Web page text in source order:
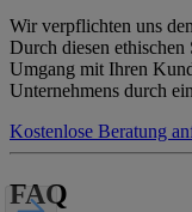
Wir verpflichten uns
Durch diesen
Umgang mit Ihren
Unternehmens durch
Kostenlose Beratung
FAQ